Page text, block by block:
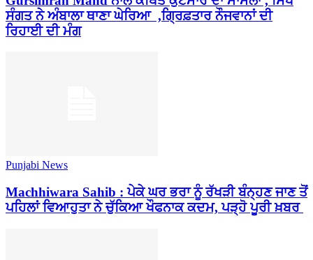
ਸੰਗਤ ਨੇ ਅੰਬਾਲਾ ਥਾਣਾ ਘੇਰਿਆ ,ਗ੍ਰਿਫ਼ਤਾਰ ਨੌਜਵਾਨਾਂ ਦੀ
ਰਿਹਾਈ ਦੀ ਮੰਗ
Punjabi News
Machhiwara Sahib : ਪੇਕੇ ਘਰ ਭਰਾ ਨੂੰ ਰੱਖੜੀ ਬੰਨ੍ਹਣ ਜਾਣ ਤੋਂ
ਪਹਿਲਾਂ ਵਿਆਹੁਤਾ ਨੇ ਚੁੱਕਿਆ ਖੌਫਨਾਕ ਕਦਮ, ਪੜ੍ਹੋ ਪੂਰੀ ਖ਼ਬਰ